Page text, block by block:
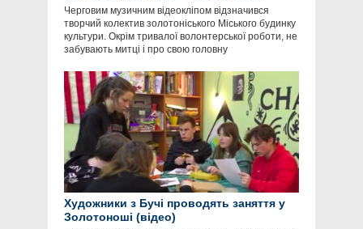
Черговим музичним відеокліпом відзначився
творчий колектив золотоніського Міського будинку
культури. Окрім тривалої волонтерської роботи, не
забувають митці і про свою головну
Художники з Бучі проводять заняття у
Золотоноші (відео)